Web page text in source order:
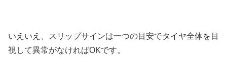
いえいえ、スリップサインは一つの目安でタイヤ全体を目
視して異常がなければOKです。